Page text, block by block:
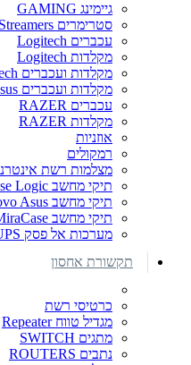
גיימינג GAMING
סטרימרים Streamers
עכברים Logitech
מקלדות Logitech
מקלדות ועכברים Logitech
מקלדות ועכברים Asus
עכברים RAZER
מקלדות RAZER
אוזניות
רמקולים
מצלמות רשת
תיקי מחשב Case Logic
תיקי מחשב Lenovo Asus
תיקי מחשב MiraCase
מערכות אל פסק UPS
תקשורת אחסון
כרטיסי רשת
מגדיל טווח Repeater
מתגים SWITCH
נתבים ROUTERS